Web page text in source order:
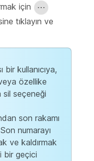
için
tıklayın ve
bir kullanıcıya,
özellike
sil seçeneği
son rakamı
numarayı
ve kaldırmak
bir geçici